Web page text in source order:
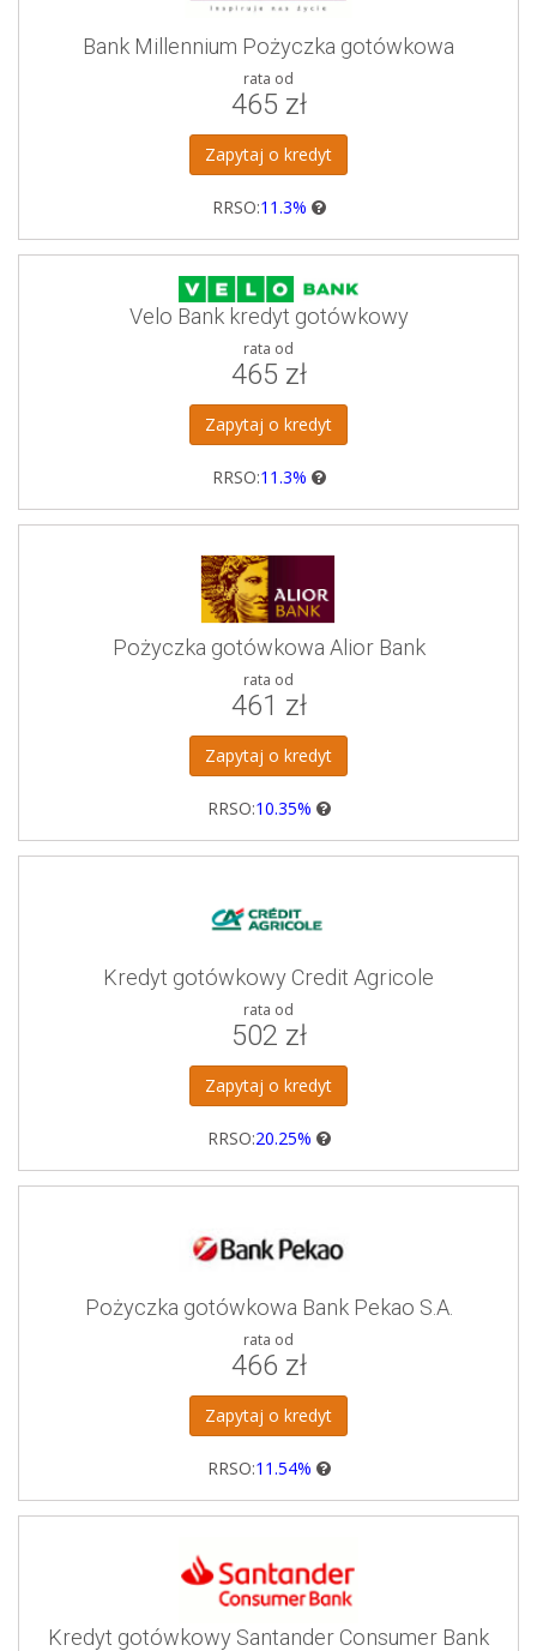
Bank Millennium Pożyczka gotówkowa
rata od
465 zł
Zapytaj o kredyt
RRSO:11.3%
Velo Bank kredyt gotówkowy
rata od
465 zł
Zapytaj o kredyt
RRSO:11.3%
Pożyczka gotówkowa Alior Bank
rata od
461 zł
Zapytaj o kredyt
RRSO:10.35%
Kredyt gotówkowy Credit Agricole
rata od
502 zł
Zapytaj o kredyt
RRSO:20.25%
Pożyczka gotówkowa Bank Pekao S.A.
rata od
466 zł
Zapytaj o kredyt
RRSO:11.54%
Kredyt gotówkowy Santander Consumer Bank